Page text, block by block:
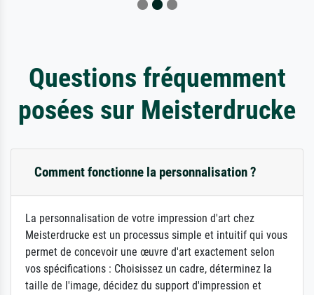
Questions fréquemment
posées sur Meisterdrucke
Comment fonctionne la personnalisation ?
La personnalisation de votre impression d'art chez
Meisterdrucke est un processus simple et intuitif qui vous
permet de concevoir une œuvre d'art exactement selon
vos spécifications : Choisissez un cadre, déterminez la
taille de l'image, décidez du support d'impression et